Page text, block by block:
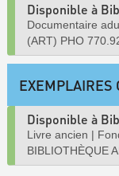
Disponible à
Documentaire
(ART) PHO
EXEMPLAIRES
Disponible à
Livre ancien |
BIBLIOTHÈQUE